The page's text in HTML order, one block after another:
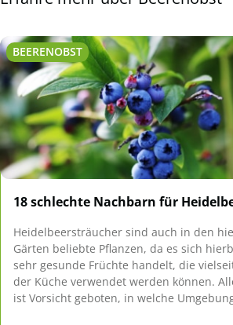
BEERENOBST
18 schlechte Nachbarn für
Heidelbeersträucher sind auch in den
Gärten beliebte Pflanzen, da es sich
sehr gesunde Früchte handelt, die
der Küche verwendet werden können.
ist Vorsicht geboten, in welche